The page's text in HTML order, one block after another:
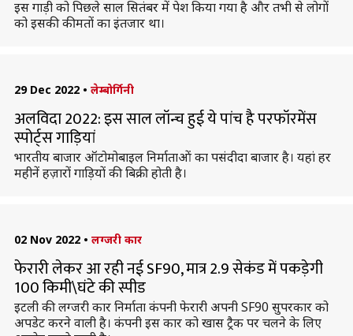
इस गाड़ी को पिछले साल सितंबर में पेश किया गया है और तभी से लोगों
को इसकी कीमतों का इंतजार था।
29 Dec 2022 • लेम्बोर्गिनी
अलविदा 2022: इस साल लॉन्च हुई ये पांच है परफॉरमेंस
स्पोर्ट्स गाड़ियां
भारतीय बाजार ऑटोमोबाइल निर्माताओं का पसंदीदा बाजार है। यहां हर
महीनें हज़ारों गाड़ियों की बिक्री होती है।
02 Nov 2022 • लग्जरी कार
फेरारी लेकर आ रही नई SF90, मात्र 2.9 सेकंड में पकड़ेगी
100 किमी\घंटे की स्पीड
इटली की लग्जरी कार निर्माता कंपनी फेरारी अपनी SF90 सुपरकार को
अपडेट करने वाली है। कंपनी इस कार को खास ट्रैक पर चलने के लिए